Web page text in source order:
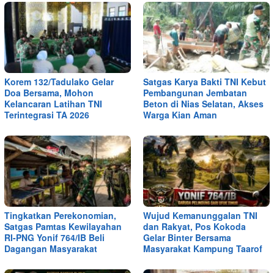
Korem 132/Tadulako Gelar
Doa Bersama, Mohon
Kelancaran Latihan TNI
Terintegrasi TA 2026
Satgas Karya Bakti TNI Kebut
Pembangunan Jembatan
Beton di Nias Selatan, Akses
Warga Kian Aman
Tingkatkan Perekonomian,
Satgas Pamtas Kewilayahan
RI-PNG Yonif 764/IB Beli
Dagangan Masyarakat
Wujud Kemanunggalan TNI
dan Rakyat, Pos Kokoda
Gelar Binter Bersama
Masyarakat Kampung Taarof